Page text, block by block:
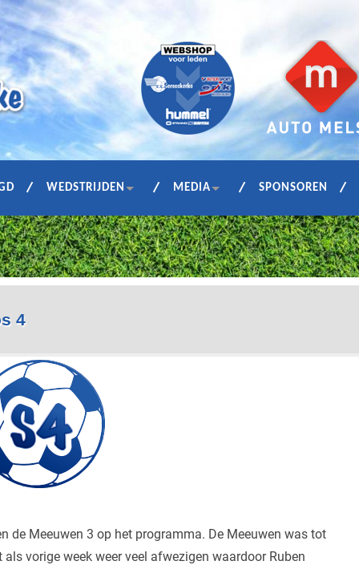
WEDSTRIJDEN MEDIA SPONSOREN
4
de Meeuwen 3 op het programma. De Meeuwen was tot
vorige week weer veel afwezigen waardoor Ruben